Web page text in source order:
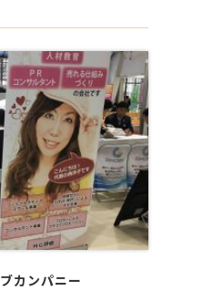
カンパニー